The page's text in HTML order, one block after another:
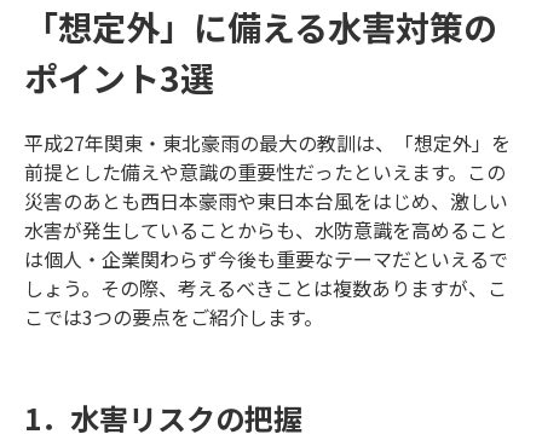
「想定外」に備える水害対策の
ポイント3選
平成27年関東・東北豪雨の最大の教訓は、「想定外」を
前提とした備えや意識の重要性だったといえます。この
災害のあとも西日本豪雨や東日本台風をはじめ、激しい
水害が発生していることからも、水防意識を高めること
は個人・企業関わらず今後も重要なテーマだといえるで
しょう。その際、考えるべきことは複数ありますが、こ
こでは3つの要点をご紹介します。
1．水害リスクの把握